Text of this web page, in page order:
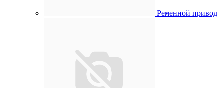
Ременной привод